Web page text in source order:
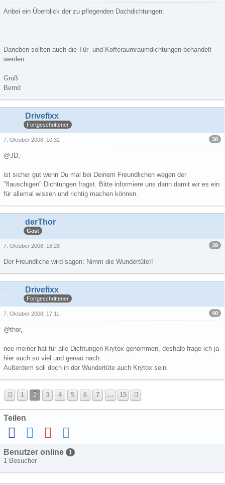
Anbei ein Überblick der zu pflegenden Dachdichtungen:
Daneben sollten auch die Tür- und Kofferaumraumdichtungen behandelt
werden.
Gruß
Bernd
Drivefixx
Fortgeschrittener
38
7. Oktober 2008, 10:32
@JD,
ist sicher gut wenn Du mal bei Deinem Freundlichen wegen der
"flauschigen" Dichtungen fragst. Bitte informiere uns dann damit wir es ein
für allemal wissen und richtig machen können.
derThor
Gast
39
7. Oktober 2008, 16:28
Der Freundliche wird sagen: Nimm die Wundertüte!!
Drivefixx
Fortgeschrittener
40
7. Oktober 2008, 17:11
@thor,
nee meiner hat für alle Dichtungen Krytox genommen, deshalb frage ich ja
hier auch so viel und genau nach.
Außerdem soll doch in der Wundertüte auch Krytox sein.
1 2 3 4 5 6 7 … 15
Teilen
Benutzer online 1
1 Besucher